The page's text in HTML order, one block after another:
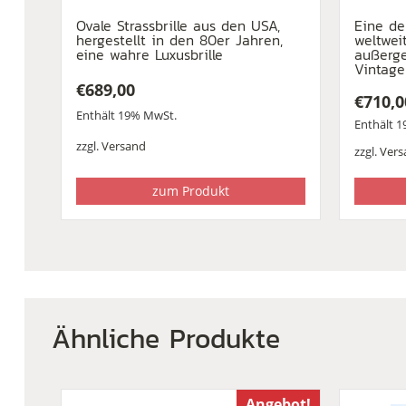
Ovale Strassbrille aus den USA,
hergestellt in den 80er Jahren,
eine wahre Luxusbrille
€689,00
Enthält 19% MwSt.
zzgl.Versand
zum Produkt
Eine
€
Enthält
zzgl.
Ähnliche Produkte